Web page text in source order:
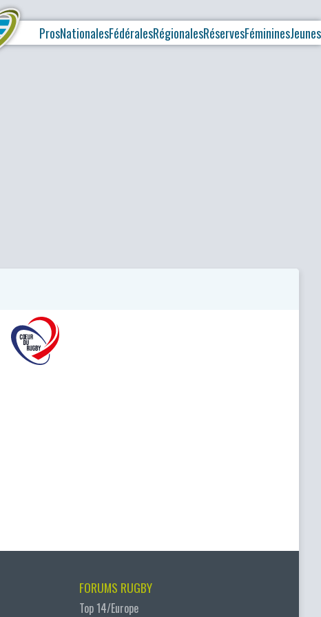
ProsNationalesFédéralesRégionalesRéservesFémininesJeunes
FORUMS RUGBY
Top 14/Europe